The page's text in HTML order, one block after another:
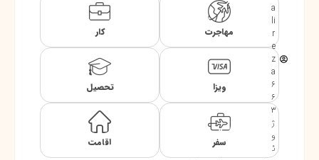
a
li
r
e
z
a
6
6
3
ژ
و
ئ
مهاجرت کار
ویزا تحصیل
سفر اقامت